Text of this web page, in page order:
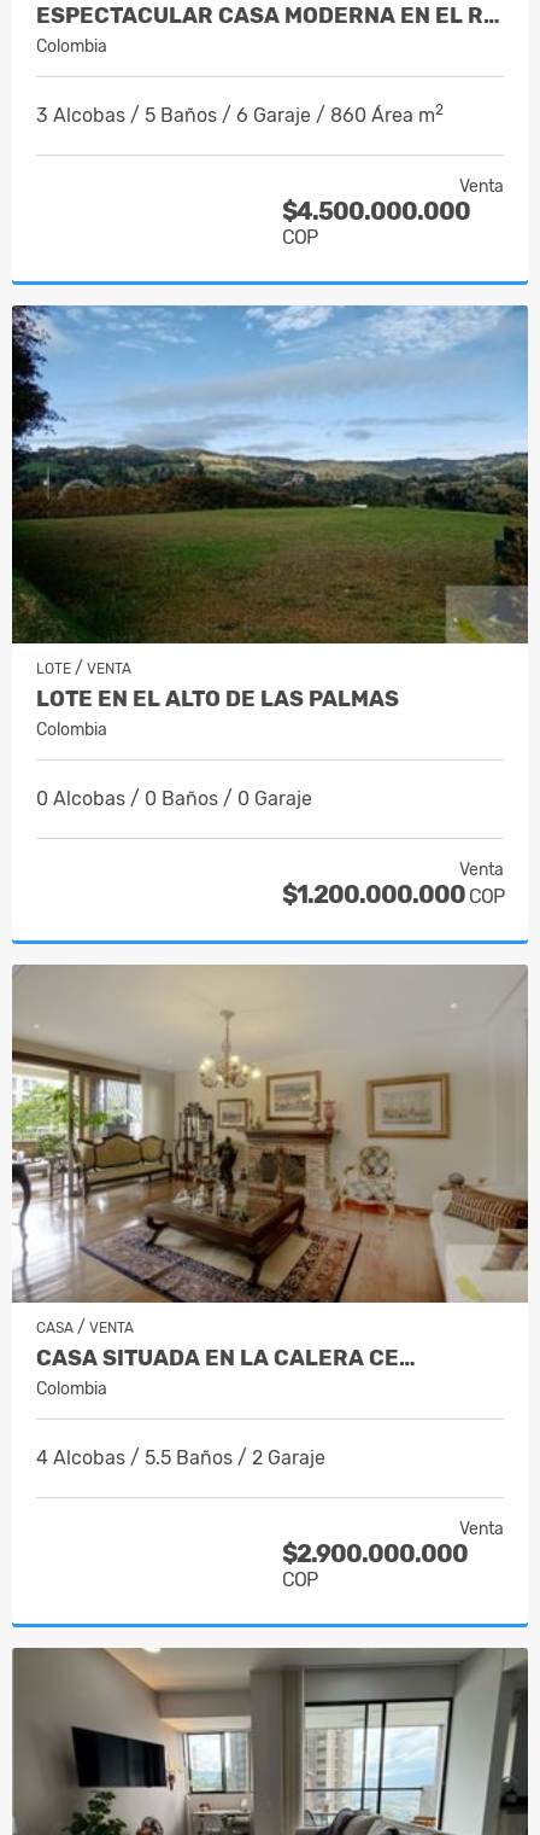
ESPECTACULAR CASA MODERNA EN EL RETIRO
Colombia
3 Alcobas / 5 Baños / 6 Garaje / 860 Área m2
Venta
$4.500.000.000
COP
LOTE / VENTA
LOTE EN EL ALTO DE LAS PALMAS
Colombia
0 Alcobas / 0 Baños / 0 Garaje
Venta
$1.200.000.000 COP
CASA / VENTA
CASA SITUADA EN LA CALERA CE…
Colombia
4 Alcobas / 5.5 Baños / 2 Garaje
Venta
$2.900.000.000
COP